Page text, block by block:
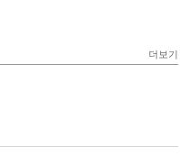
더보기